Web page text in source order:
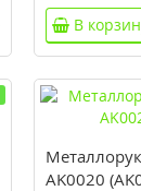
В
AK0020